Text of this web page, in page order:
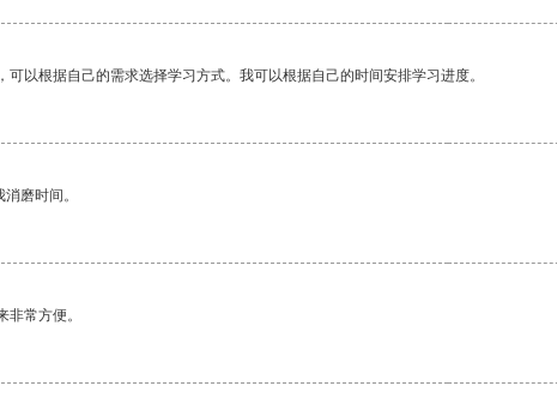
以根据自己的需求选择学习方式。我可以根据自己的时间安排学习进度。
磨时间。
常方便。